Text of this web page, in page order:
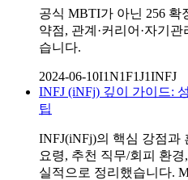
공식 MBTI가 아닌 256 확
약점, 관계·커리어·자기
습니다.
2024-06-10I1N1F1J1INFJ
INFJ (iNFj) 깊이 가이드:
팁
INFJ(iNFj)의 핵심 강점과
요령, 추천 직무/회피 환
실적으로 정리했습니다.